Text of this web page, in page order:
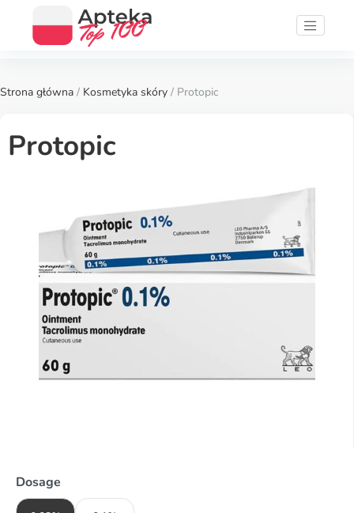
Strona główna / Kosmetyka skóry / Protopic
Protopic
Dosage